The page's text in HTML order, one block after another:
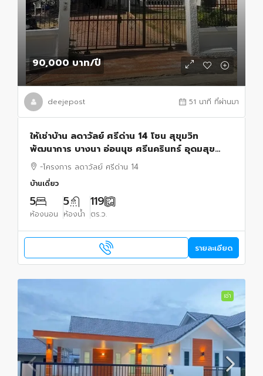
90,000 บาท/ปี
deejepost 51 นาที ที่ผ่านมา
ให้เช่าบ้าน ลดาวัลย์ ศรีด่าน 14 โซน สุขุมวิท
พัฒนาการ บางนา อ่อนนุช ศรีนครินทร์ อุดมสุข
สำโรง จดทะเบียนได้ เลี้ยงสัตว์ได้ มีห้องแม่บ้าน
-โครงการ ลดาวัลย์ ศรีด่าน 14
บ้านเดี่ยว
5
ห้องนอน
5
ห้องน้ำ
119
ตร.ว.
รายละเอียด
เช่า